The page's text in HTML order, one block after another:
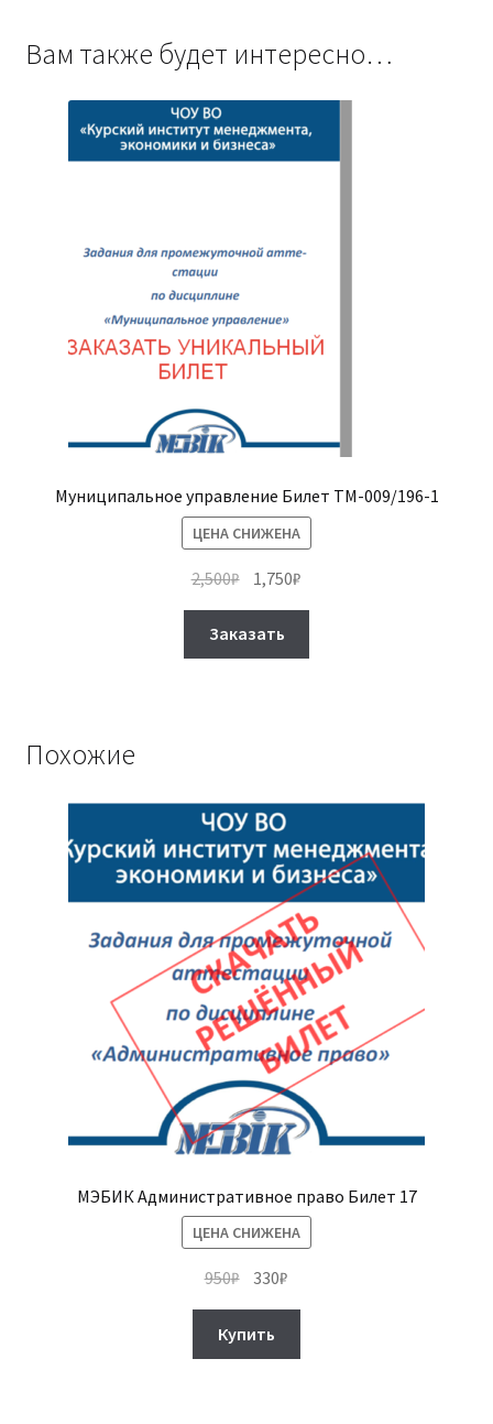
Вам также будет интересно…
Муниципальное управление Билет ТМ-009/196-1
ЦЕНА СНИЖЕНА
2,500₽ Первоначальная
составляла
2,500₽.
1,750₽
Заказать
на
странице
товара.
Похожие
МЭБИК Административное право Билет 17
ЦЕНА СНИЖЕНА
950₽ Первоначальная
составляла
950₽.
330₽
Купить